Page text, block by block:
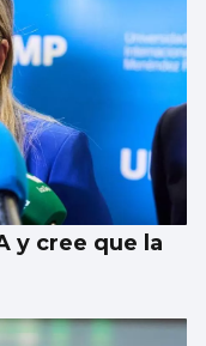
y cree que la